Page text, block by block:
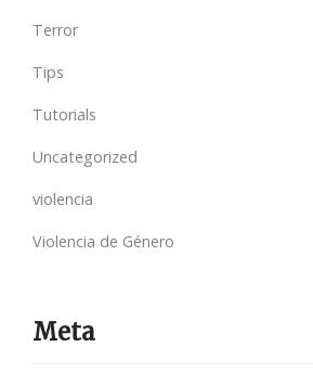
Terror
Tips
Tutorials
Uncategorized
violencia
Violencia de Género
Meta